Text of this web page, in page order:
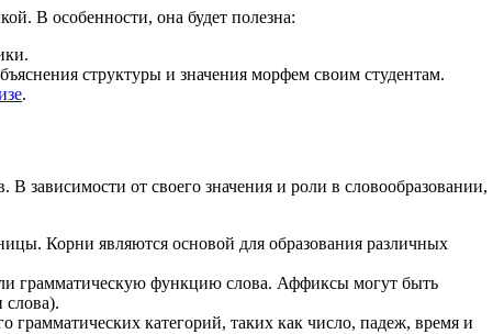
В особенности, она будет полезна:
структуры и значения морфем своим студентам.
.
зависимости от своего значения и роли в словообразовании,
Корни являются основой для образования различных
грамматическую функцию слова. Аффиксы могут быть
слова).
категорий, таких как число, падеж, время и